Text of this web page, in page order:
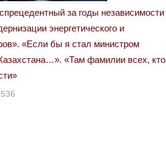
за годы независимости
энергетического и
«Если бы я стал министром
«Там фамилии всех, кто